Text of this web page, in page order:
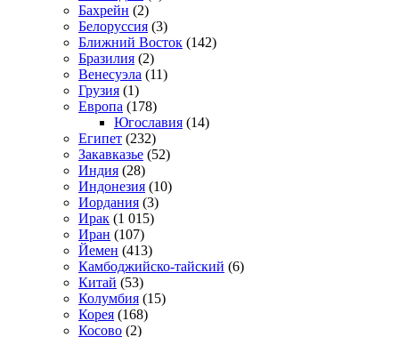
Бахрейн (2)
Белоруссия (3)
Ближний Восток (142)
Бразилия (2)
Венесуэла (11)
Грузия (1)
Европа (178)
Югославия (14)
Египет (232)
Закавказье (52)
Индия (28)
Индонезия (10)
Иордания (3)
Ирак (1 015)
Иран (107)
Йемен (413)
Камбоджийско-тайский (6)
Китай (53)
Колумбия (15)
Корея (168)
Косово (2)